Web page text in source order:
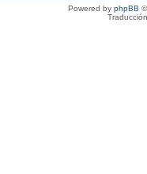
Powered by phpBB